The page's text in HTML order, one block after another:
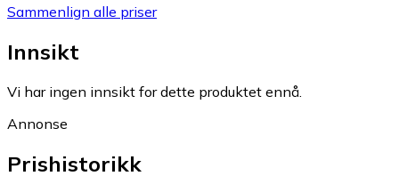
Sammenlign alle priser
Innsikt
Vi har ingen innsikt for dette produktet ennå.
Annonse
Prishistorikk